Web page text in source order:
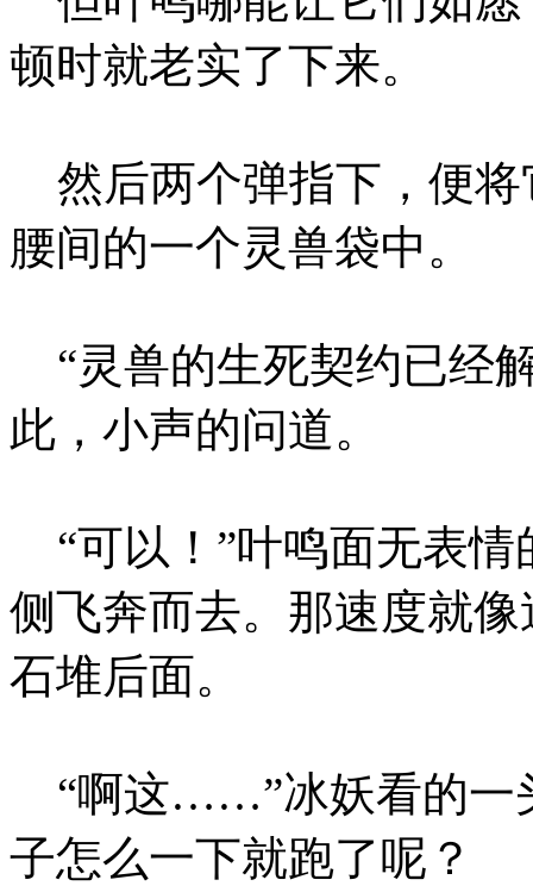
顿时就老实了下来。
然后两个弹指下，便将
腰间的一个灵兽袋中。
“灵兽的生死契约已经
此，小声的问道。
“可以！”叶鸣面无表情
侧飞奔而去。那速度就
石堆后面。
“啊这……”冰妖看的一
子怎么一下就跑了呢？